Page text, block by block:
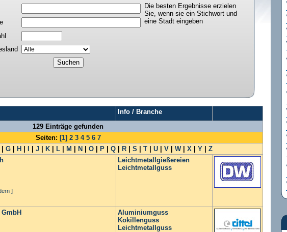
Die besten Ergebnisse erzielen
Sie, wenn sie ein Stichwort und
eine Stadt eingeben
Info / Branche
129 Einträge gefunden
Seiten: [1] 2 3 4 5 6 7
G H J K L M N O P Q R S T U V W| X Y
Z
]
Leichtmetallgießereien
Leichtmetallguss
Aluminiumguss
Kokillenguss
Leichtmetallguss